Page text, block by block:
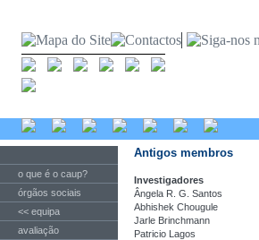
o que é o caup?
órgãos sociais
<< equipa
avaliação
Antigos membros
Investigadores
Ângela R. G. Santos
Abhishek Chougule
Jarle Brinchmann
Patricio Lagos